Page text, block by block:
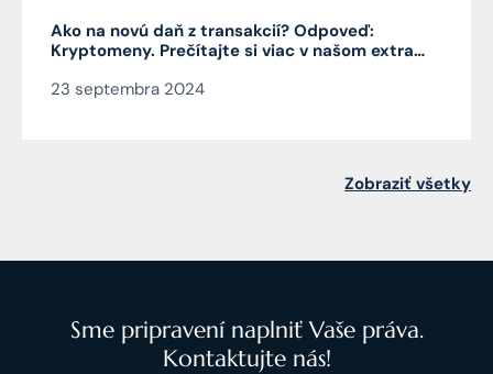
Ako na novú daň z transakcií? Odpoveď:
Kryptomeny. Prečítajte si viac v našom extra
Čarnogurského
23 septembra 2024
Zobraziť všetky
Sme pripravení naplniť Vaše práva.
Kontaktujte nás!